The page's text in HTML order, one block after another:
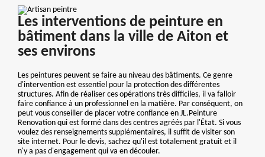
Les interventions de peinture en
bâtiment dans la ville de Aiton et
ses environs
Les peintures peuvent se faire au niveau des bâtiments. Ce genre
d'intervention est essentiel pour la protection des différentes
structures. Afin de réaliser ces opérations très difficiles, il va falloir
faire confiance à un professionnel en la matière. Par conséquent, on
peut vous conseiller de placer votre confiance en JL.Peinture
Renovation qui est formé dans des centres agréés par l'État. Si vous
voulez des renseignements supplémentaires, il suffit de visiter son
site internet. Pour le devis, sachez qu'il est totalement gratuit et il
n'y a pas d'engagement qui va en découler.